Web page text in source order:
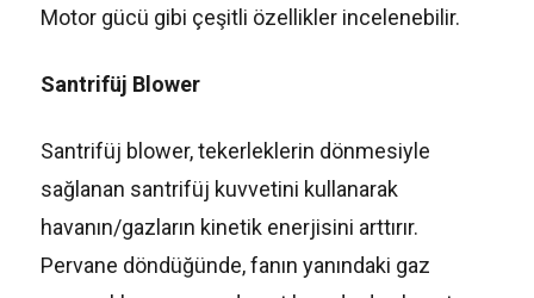
Motor gücü gibi çeşitli özellikler incelenebilir.
Santrifüj Blower
Santrifüj blower, tekerleklerin dönmesiyle
sağlanan santrifüj kuvvetini kullanarak
havanın/gazların kinetik enerjisini arttırır.
Pervane döndüğünde, fanın yanındaki gaz